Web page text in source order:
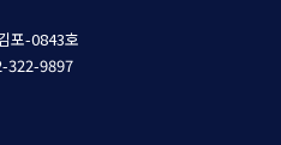
포-0843호
322-9897